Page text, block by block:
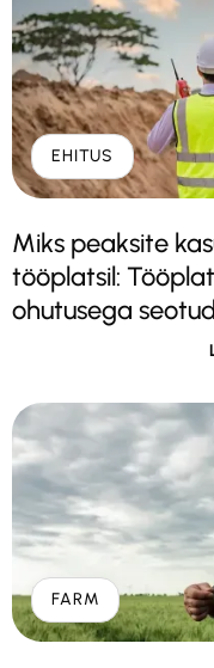
EHITUS
Miks peaksite
tööplatsil:
ohutusega
FARM